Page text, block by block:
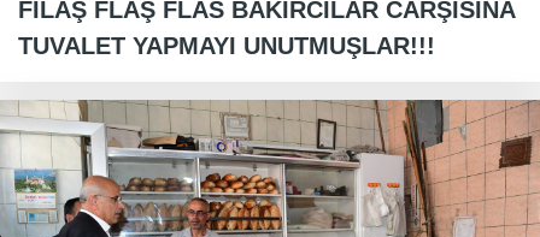
FILAŞ FLAŞ FLAS BAKIRCILAR CARŞISINA
TUVALET YAPMAYI UNUTMUŞLAR!!!